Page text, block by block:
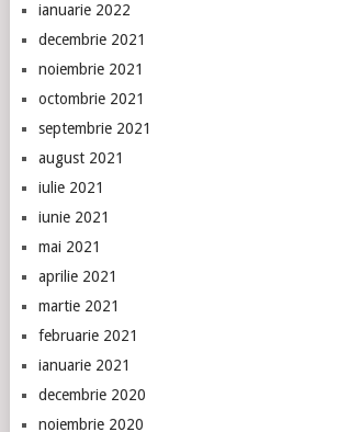
ianuarie 2022
decembrie 2021
noiembrie 2021
octombrie 2021
septembrie 2021
august 2021
iulie 2021
iunie 2021
mai 2021
aprilie 2021
martie 2021
februarie 2021
ianuarie 2021
decembrie 2020
noiembrie 2020